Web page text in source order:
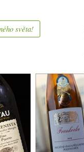
světa!